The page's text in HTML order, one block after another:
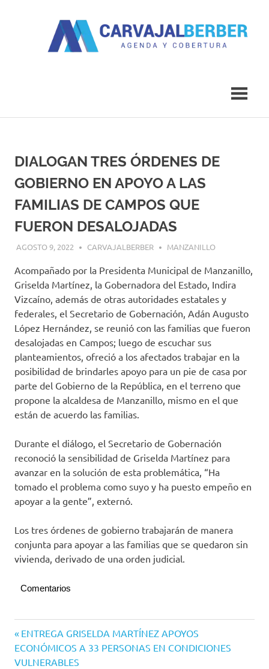
DIALOGAN TRES ÓRDENES DE
GOBIERNO EN APOYO A LAS
FAMILIAS DE CAMPOS QUE
FUERON DESALOJADAS
AGOSTO 9, 2022 CARVAJALBERBER MANZANILLO
Acompañado por la Presidenta Municipal de Manzanillo,
Griselda Martínez, la Gobernadora del Estado, Indira
Vizcaíno, además de otras autoridades estatales y
federales, el Secretario de Gobernación, Adán Augusto
López Hernández, se reunió con las familias que fueron
desalojadas en Campos; luego de escuchar sus
planteamientos, ofreció a los afectados trabajar en la
posibilidad de brindarles apoyo para un pie de casa por
parte del Gobierno de la República, en el terreno que
propone la alcaldesa de Manzanillo, mismo en el que
están de acuerdo las familias.
Durante el diálogo, el Secretario de Gobernación
reconoció la sensibilidad de Griselda Martínez para
avanzar en la solución de esta problemática, “Ha
tomado el problema como suyo y ha puesto empeño en
apoyar a la gente”, externó.
Los tres órdenes de gobierno trabajarán de manera
conjunta para apoyar a las familias que se quedaron sin
vivienda, derivado de una orden judicial.
Comentarios
Navegación
de
Entrada
anterior:
ENTREGA GRISELDA MARTÍNEZ APOYOS
ECONÓMICOS A 33 PERSONAS EN CONDICIONES
VULNERABLES